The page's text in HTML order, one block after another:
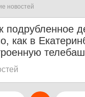
новостей
подрубленное
как в